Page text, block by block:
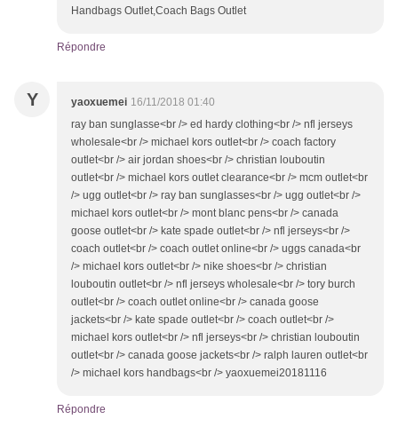
Handbags Outlet,Coach Bags Outlet
Répondre
Y yaoxuemei 16/11/2018 01:40
ray ban sunglasse<br /> ed hardy clothing<br /> nfl jerseys
wholesale<br /> michael kors outlet<br /> coach factory
outlet<br /> air jordan shoes<br /> christian louboutin
outlet<br /> michael kors outlet clearance<br /> mcm outlet<br
/> ugg outlet<br /> ray ban sunglasses<br /> ugg outlet<br />
michael kors outlet<br /> mont blanc pens<br /> canada
goose outlet<br /> kate spade outlet<br /> nfl jerseys<br />
coach outlet<br /> coach outlet online<br /> uggs canada<br
/> michael kors outlet<br /> nike shoes<br /> christian
louboutin outlet<br /> nfl jerseys wholesale<br /> tory burch
outlet<br /> coach outlet online<br /> canada goose
jackets<br /> kate spade outlet<br /> coach outlet<br />
michael kors outlet<br /> nfl jerseys<br /> christian louboutin
outlet<br /> canada goose jackets<br /> ralph lauren outlet<br
/> michael kors handbags<br /> yaoxuemei20181116
Répondre